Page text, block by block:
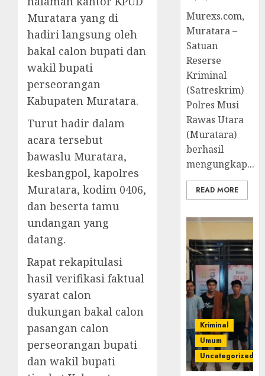
Muratara yang di
hadiri langsung oleh
bakal calon bupati dan
wakil bupati
perseorangan
Kabupaten Muratara.
Turut hadir dalam
acara tersebut
bawaslu Muratara,
kesbangpol, kapolres
Muratara, kodim 0406,
dan beserta tamu
undangan yang
datang.
Rapat rekapitulasi
hasil verifikasi faktual
syarat calon
dukungan bakal calon
pasangan calon
perseorangan bupati
dan wakil bupati
Murexs.com,
Muratara –
Satuan
Reserse
Kriminal
(Satreskrim)
Polres Musi
Rawas Utara
(Muratara)
berhasil
mengungkap...
READ MORE
Kriminal
Umum
Uncategorized